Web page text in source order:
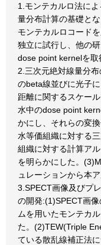
1.モンテカルロ法に
量分布計算の基礎と
モンテカルロコード
独立に試行し、他の
dose point kernelを取
2.三次元絶対線量分
のbeta線並びに光子
距離に関するスケー
水中のdose point
かにし、それらの変
水等価組織に対する
組織に対する計算ア
を明らかにした。
ュレーションから本
3.SPECT画像及びプ
の開発:(1)SPECT画
ムを用いたモンテカ
た。(2)TEW(Triple
ている散乱線補正法